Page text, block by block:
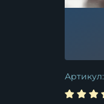
Артикул: